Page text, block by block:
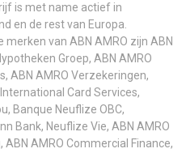
is met name actief in
en de rest van Europa.
merken van ABN AMRO zijn ABN
Groep, ABN AMRO
ABN AMRO Verzekeringen,
Card Services,
Banque Neuflize OBC,
Bank, Neuflize Vie, ABN AMRO
ABN AMRO Commercial Finance,